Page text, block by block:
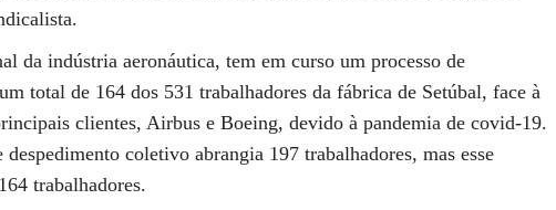
da indústria aeronáutica, tem em curso um processo de
total de 164 dos 531 trabalhadores da fábrica de Setúbal, face à
clientes, Airbus e Boeing, devido à pandemia de covid-19.
coletivo abrangia 197 trabalhadores, mas esse
trabalhadores.